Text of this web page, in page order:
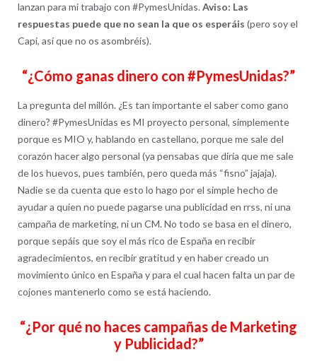
lanzan para mi trabajo con #PymesUnidas. Aviso: Las
respuestas puede que no sean la que os esperáis (pero soy el
Capi, así que no os asombréis).
“¿Cómo ganas dinero con #PymesUnidas?”
La pregunta del millón. ¿Es tan importante el saber como gano
dinero? #PymesUnidas es MI proyecto personal, simplemente
porque es MIO y, hablando en castellano, porque me sale del
corazón hacer algo personal (ya pensabas que diría que me sale
de los huevos, pues también, pero queda más “fisno” jajaja).
Nadie se da cuenta que esto lo hago por el simple hecho de
ayudar a quien no puede pagarse una publicidad en rrss, ni una
campaña de marketing, ni un CM. No todo se basa en el dinero,
porque sepáis que soy el más rico de España en recibir
agradecimientos, en recibir gratitud y en haber creado un
movimiento único en España y para el cual hacen falta un par de
cojones mantenerlo como se está haciendo.
“¿Por qué no haces campañas de Marketing
y Publicidad?”